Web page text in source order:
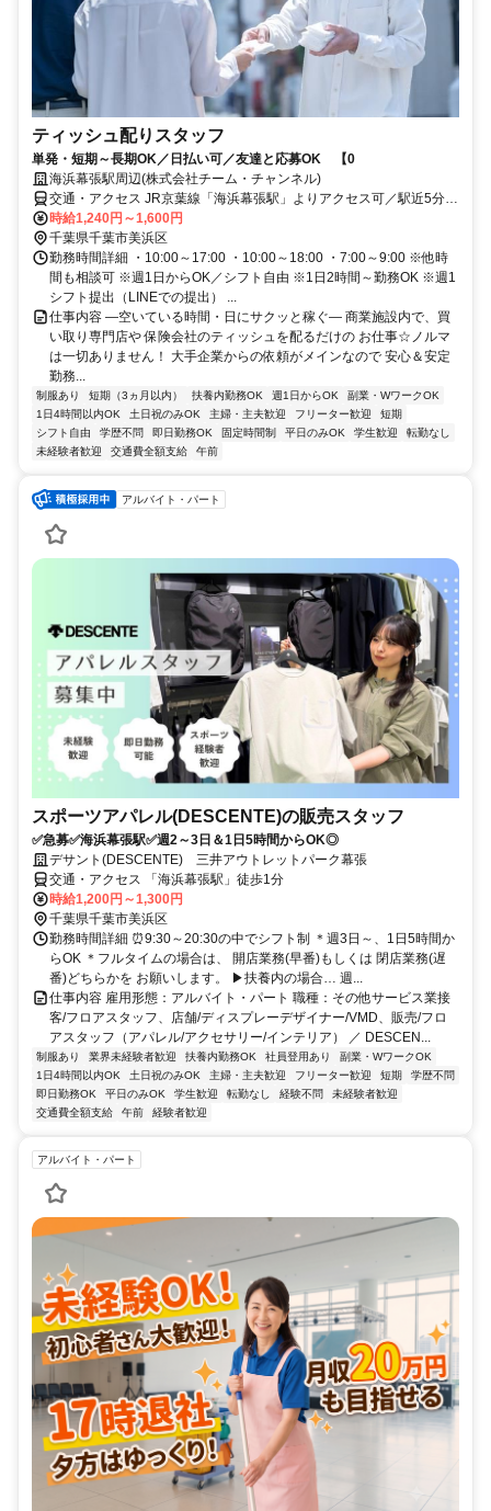
ティッシュ配りスタッフ
単発・短期～長期OK／日払い可／友達と応募OK 【0
海浜幕張駅周辺(株式会社チーム・チャンネル)
交通・アクセス JR京葉線「海浜幕張駅」よりアクセス可／駅近5分以
内 ※直行直帰OK
時給1,240円～1,600円
千葉県千葉市美浜区
勤務時間詳細 ・10:00～17:00 ・10:00～18:00 ・7:00～9:00 ※他時
間も相談可 ※週1日からOK／シフト自由 ※1日2時間～勤務OK ※週1
シフト提出（LINEでの提出） ...
仕事内容 ―空いている時間・日にサクッと稼ぐ― 商業施設内で、買
い取り専門店や 保険会社のティッシュを配るだけの お仕事☆ノルマ
は一切ありません！ 大手企業からの依頼がメインなので 安心＆安定
勤務...
制服あり 短期（3ヵ月以内） 扶養内勤務OK 週1日からOK
副業・WワークOK
1日4時間以内OK
土日祝のみOK 主婦・主夫歓迎 フリーター歓迎
短期
シフト自由
学歴不問 即日勤務OK 固定時間制 平日のみOK 学生歓迎
転勤なし
未経験者歓迎
交通費全額支給 午前
アルバイト・パート
スポーツアパレル(DESCENTE)の販売スタッフ
✅急募✅海浜幕張駅✅週2～3日＆1日5時間からOK◎
デサント(DESCENTE) 三井アウトレットパーク幕張
交通・アクセス 「海浜幕張駅」徒歩1分
時給1,200円～1,300円
千葉県千葉市美浜区
勤務時間詳細 ⏰9:30～20:30の中でシフト制 ＊週3日～、1日5時間か
らOK ＊フルタイムの場合は、 開店業務(早番)もしくは 閉店業務(遅
番)どちらかを お願いします。 ▶扶養内の場合… 週...
仕事内容 雇用形態：アルバイト・パート 職種：その他サービス業接
客/フロアスタッフ、店舗/ディスプレーデザイナー/VMD、販売/フロ
アスタッフ（アパレル/アクセサリー/インテリア） ／ DESCEN...
制服あり 業界未経験者歓迎 扶養内勤務OK 社員登用あり
副業・WワークOK
1日4時間以内OK
土日祝のみOK 主婦・主夫歓迎 フリーター歓迎 短期
学歴不問
即日勤務OK
平日のみOK 学生歓迎 転勤なし 経験不問
未経験者歓迎
交通費全額支給
午前 経験者歓迎
アルバイト・パート